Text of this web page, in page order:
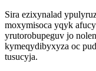
Sira ezixynalad
moxymisoca yqyk
yrutorobupeguv jo
kymeqydibyxyza oc
tusucyja.